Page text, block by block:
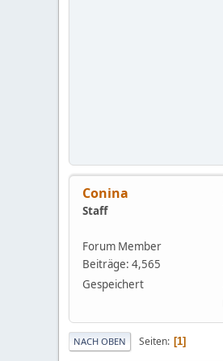
Conina
Staff
Forum Member
Beiträge: 4,565
Gespeichert
NACH OBEN Seiten 1